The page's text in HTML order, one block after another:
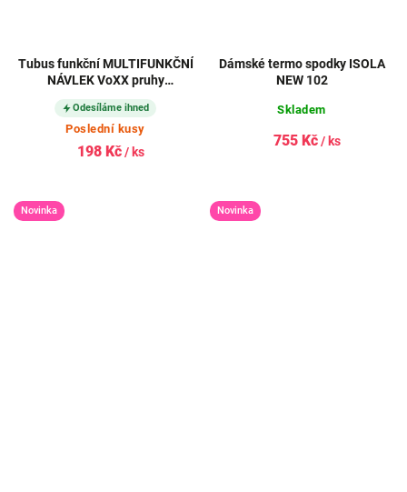
Tubus funkční MULTIFUNKČNÍ
NÁVLEK VoXX pruhy
TYRKYSOVÝ
Odesíláme ihned
Poslední kusy
198 Kč/ ks
Dámské termo spodky ISOLA
NEW 102
Skladem
755 Kč/ ks
Novinka Novinka